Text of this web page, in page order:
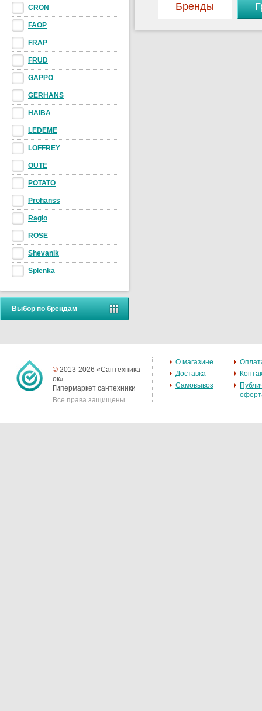
CRON
FAOP
FRAP
FRUD
GAPPO
GERHANS
HAIBA
LEDEME
LOFFREY
OUTE
POTATO
Prohanss
Raglo
ROSE
Shevanik
Splenka
Выбор по брендам
Бренды
© 2013-2026 «Сантехника-
ок»
Гипермаркет сантехники
Все права защищены
О магазине
Доставка
Самовывоз